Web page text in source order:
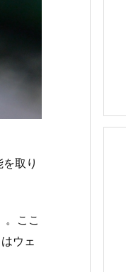
取り
。ここ
ウェ